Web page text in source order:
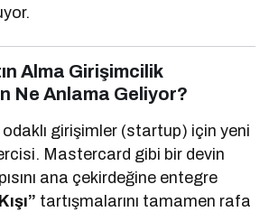
Alma Girişimcilik
Ne Anlama Geliyor?
girişimler (startup) için yeni
Mastercard gibi bir devin
ana çekirdeğine entegre
tartışmalarını tamamen rafa